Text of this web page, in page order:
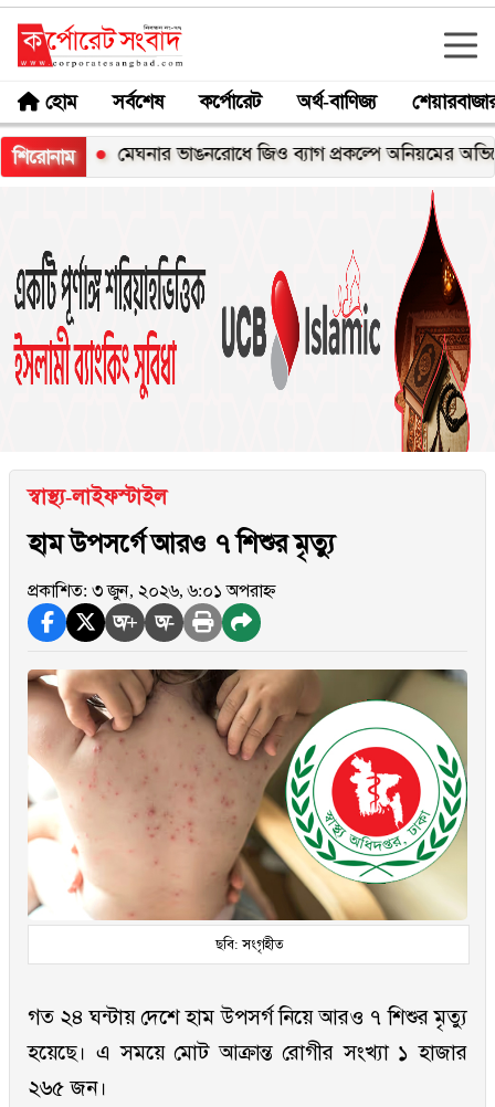
হোম সর্বশেষ কর্পোরেট অর্থ-বাণিজ্য
শিরোনামমেঘনার ভাঙনরোধে জিও ব্যাগ প্রকল্পে অনিয়মের অভিযোগ,
স্বাস্থ্য-লাইফস্টাইল
হাম উপসর্গে আরও ৭ শিশুর মৃত্যু
প্রকাশিত: ৩ জুন, ২০২৬, ৬:০১ অপরাহ্ন
অ+ অ-
ছবি: সংগৃহীত
গত ২৪ ঘন্টায় দেশে হাম উপসর্গ নিয়ে আরও ৭ শিশুর মৃত্যু
হয়েছে। এ সময়ে মোট আক্রান্ত রোগীর সংখ্যা ১ হাজার
২৬৫ জন।